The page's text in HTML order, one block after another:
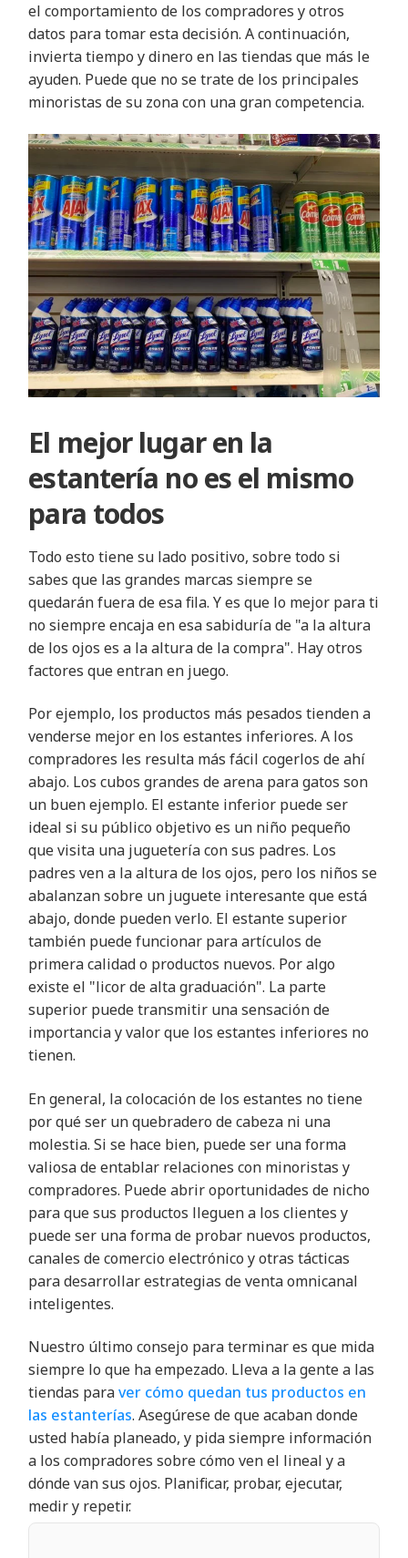
el comportamiento de los compradores y otros
datos para tomar esta decisión. A continuación,
invierta tiempo y dinero en las tiendas que más le
ayuden. Puede que no se trate de los principales
minoristas de su zona con una gran competencia.
El mejor lugar en la
estantería no es el mismo
para todos
Todo esto tiene su lado positivo, sobre todo si
sabes que las grandes marcas siempre se
quedarán fuera de esa fila. Y es que lo mejor para ti
no siempre encaja en esa sabiduría de "a la altura
de los ojos es a la altura de la compra". Hay otros
factores que entran en juego.
Por ejemplo, los productos más pesados tienden a
venderse mejor en los estantes inferiores. A los
compradores les resulta más fácil cogerlos de ahí
abajo. Los cubos grandes de arena para gatos son
un buen ejemplo. El estante inferior puede ser
ideal si su público objetivo es un niño pequeño
que visita una juguetería con sus padres. Los
padres ven a la altura de los ojos, pero los niños se
abalanzan sobre un juguete interesante que está
abajo, donde pueden verlo. El estante superior
también puede funcionar para artículos de
primera calidad o productos nuevos. Por algo
existe el "licor de alta graduación". La parte
superior puede transmitir una sensación de
importancia y valor que los estantes inferiores no
tienen.
En general, la colocación de los estantes no tiene
por qué ser un quebradero de cabeza ni una
molestia. Si se hace bien, puede ser una forma
valiosa de entablar relaciones con minoristas y
compradores. Puede abrir oportunidades de nicho
para que sus productos lleguen a los clientes y
puede ser una forma de probar nuevos productos,
canales de comercio electrónico y otras tácticas
para desarrollar estrategias de venta omnicanal
inteligentes.
Nuestro último consejo para terminar es que mida
siempre lo que ha empezado. Lleva a la gente a las
tiendas paraver cómo quedan tus productos en
las estanterías. Asegúrese de que acaban donde
usted había planeado, y pida siempre información
a los compradores sobre cómo ven el lineal y a
dónde van sus ojos. Planificar, probar, ejecutar,
medir y repetir.